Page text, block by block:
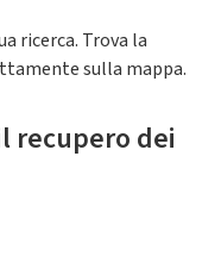
ricerca. Trova la
sulla mappa.
recupero dei